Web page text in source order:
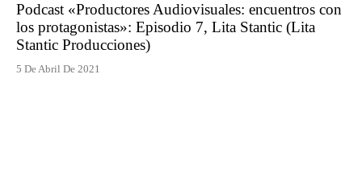
Podcast «Productores Audiovisuales: encuentros con
los protagonistas»: Episodio 7, Lita Stantic (Lita
Stantic Producciones)
5 De Abril De 2021